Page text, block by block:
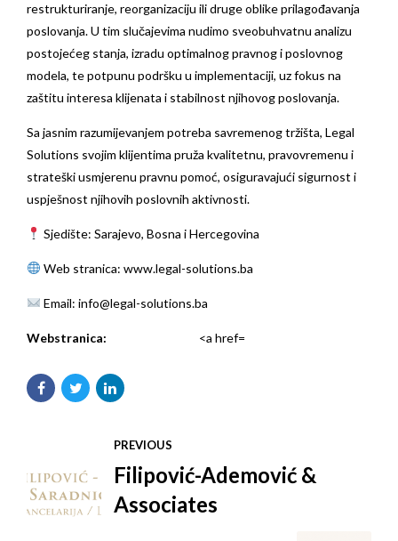
restrukturiranje, reorganizaciju ili druge oblike prilagođavanja
poslovanja. U tim slučajevima nudimo sveobuhvatnu analizu
postojećeg stanja, izradu optimalnog pravnog i poslovnog
modela, te potpunu podršku u implementaciji, uz fokus na
zaštitu interesa klijenata i stabilnost njihovog poslovanja.
Sa jasnim razumijevanjem potreba savremenog tržišta, Legal
Solutions svojim klijentima pruža kvalitetnu, pravovremenu i
strateški usmjerenu pravnu pomoć, osiguravajući sigurnost i
uspješnost njihovih poslovnih aktivnosti.
Sjedište: Sarajevo, Bosna i Hercegovina
Web stranica: www.legal-solutions.ba
Email: info@legal-solutions.ba
Webstranica: <a href=
PREVIOUS
Filipović-Ademović &
Associates